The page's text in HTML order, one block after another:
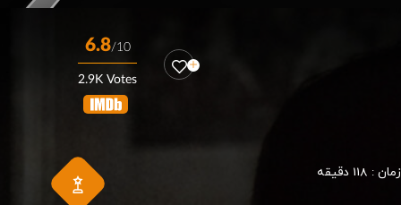
6.8/10
2.9K Votes
زمان : 118 دقیقه